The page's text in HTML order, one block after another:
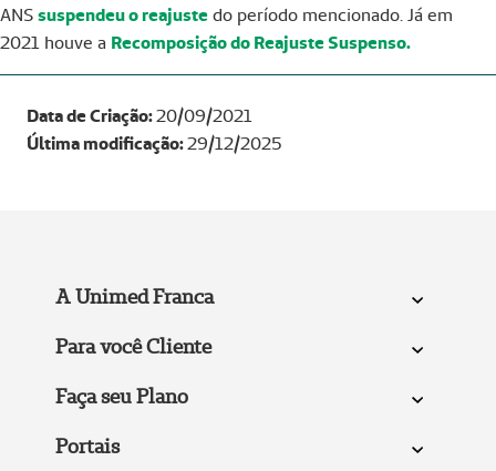
ANSsuspendeu o reajustedo período mencionado. Já em
2021 houve a Recomposição do Reajuste Suspenso.
Data de Criação:20/09/2021
´Última modificação:29/12/2025
A Unimed Franca
Para você Cliente
Faça seu Plano
Portais